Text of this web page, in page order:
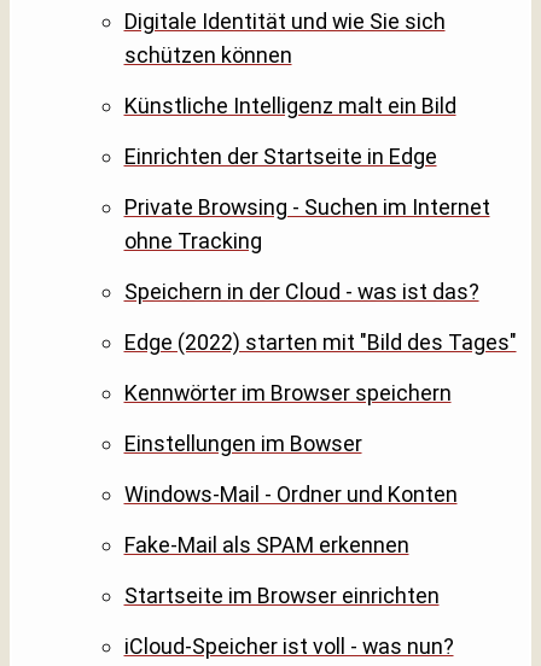
Digitale Identität und wie Sie sich
schützen können
Künstliche Intelligenz malt ein Bild
Einrichten der Startseite in Edge
Private Browsing - Suchen im Internet
ohne Tracking
Speichern in der Cloud - was ist das?
Edge (2022) starten mit "Bild des Tages"
Kennwörter im Browser speichern
Einstellungen im Bowser
Windows-Mail - Ordner und Konten
Fake-Mail als SPAM erkennen
Startseite im Browser einrichten
iCloud-Speicher ist voll - was nun?